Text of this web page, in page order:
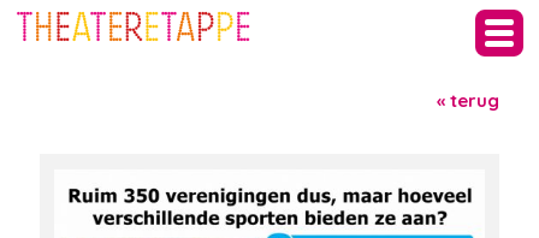
« terug